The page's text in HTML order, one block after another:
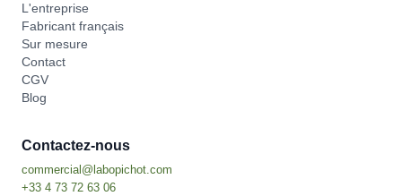
L'entreprise
Fabricant français
Sur mesure
Contact
CGV
Blog
Contactez-nous